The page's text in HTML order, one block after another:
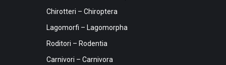
Chirotteri – Chiroptera
Lagomorfi – Lagomorpha
Roditori – Rodentia
Carnivori – Carnivora